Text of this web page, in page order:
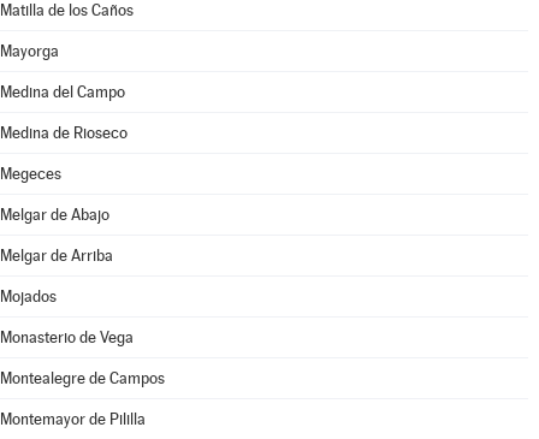
Matilla de los Caños
Mayorga
Medina del Campo
Medina de Rioseco
Megeces
Melgar de Abajo
Melgar de Arriba
Mojados
Monasterio de Vega
Montealegre de Campos
Montemayor de Pililla